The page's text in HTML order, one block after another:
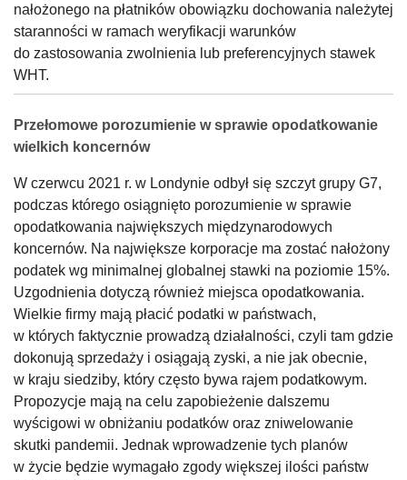
nałożonego na płatników obowiązku dochowania należytej
staranności w ramach weryfikacji warunków
do zastosowania zwolnienia lub preferencyjnych stawek
WHT.
Przełomowe porozumienie w sprawie opodatkowanie
wielkich koncernów
W czerwcu 2021 r. w Londynie odbył się szczyt grupy G7,
podczas którego osiągnięto porozumienie w sprawie
opodatkowania największych międzynarodowych
koncernów. Na największe korporacje ma zostać nałożony
podatek wg minimalnej globalnej stawki na poziomie 15%.
Uzgodnienia dotyczą również miejsca opodatkowania.
Wielkie firmy mają płacić podatki w państwach,
w których faktycznie prowadzą działalności, czyli tam gdzie
dokonują sprzedaży i osiągają zyski, a nie jak obecnie,
w kraju siedziby, który często bywa rajem podatkowym.
Propozycje mają na celu zapobieżenie dalszemu
wyścigowi w obniżaniu podatków oraz zniwelowanie
skutki pandemii. Jednak wprowadzenie tych planów
w życie będzie wymagało zgody większej ilości państw